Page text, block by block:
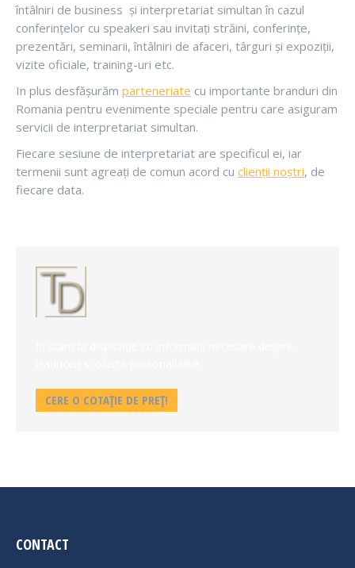
întâlniri de business și interpretariat simultan în cazul
conferințelor cu speakeri sau invitați străini, conferințe,
prezentări, seminarii, întâlniri de afaceri, târguri și expoziții,
vizite oficiale, training-uri etc.
In plus desfășurăm parteneriate cu importante branduri din
Romania pentru evenimente speciale pentru care asiguram
servicii de interpretariat simultan.
Fiecare sesiune de interpretariat are specificul ei, iar
termenii sunt agreați de comun acord cu clienții noștri, de
fiecare data.
CERE O COTAȚIE DE PREȚ!
CONTACT